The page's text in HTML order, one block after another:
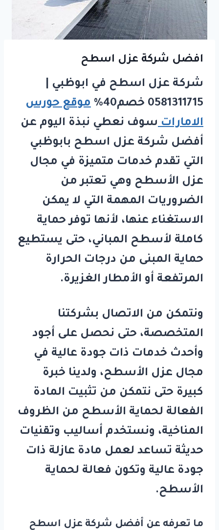
افضل شركة عزل اسطح
شركة عزل اسطح في ابوظبي |
0581311715 خصم40%
موقع حورس
الاماراتسوف نعطي نبذة اليوم عن
أفضل شركة عزل اسطح بابوظبي
التي تقدم خدمات متميزة في مجال
عزل الأسطح وهي تعتبر من
الضروريات المهمة التي لا يمكن
الاستغناء عنها، لأنها توفر حماية
كاملة لأسطح المباني، حتى يستطيع
حماية المبنى من درجات الحرارة
المرتفعة أو الأمطار الغزيرة.
ونتمكن من الاتصال بشركتنا
المتخصصة، حتى نحصل على أجود
وأحدث خدمات ذات جودة عالية في
مجال عزل الأسطح، ولدينا خبرة
كبيرة حتى نتمكن من تثبيت المادة
الفعالة لحماية الأسطح من الظروف
المناخية، ونستخدم أساليب وتقنيات
حديثة تساعد لعمل مادة عازلة ذات
جودة عالية وتكون فعالة لحماية
الأسطح.
ما تعرفه عن أفضل شركة عزل اسطح